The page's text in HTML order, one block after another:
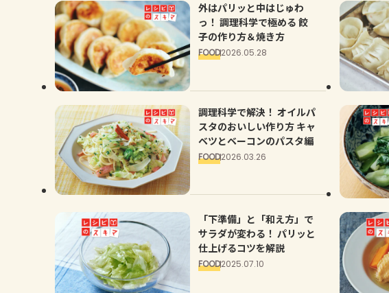
外はパリッと中はじゅわ
っ！ 調理科学で極める 餃
子の作り方＆焼き方
FOOD2026.05.28
調理科学で解決！ オイルパ
スタのおいしい作り方 キャ
ベツとベーコンのパスタ編
FOOD2026.03.26
「下準備」と「和え方」で
サラダが変わる！ パリッと
仕上げるコツを解説
FOOD2025.07.10